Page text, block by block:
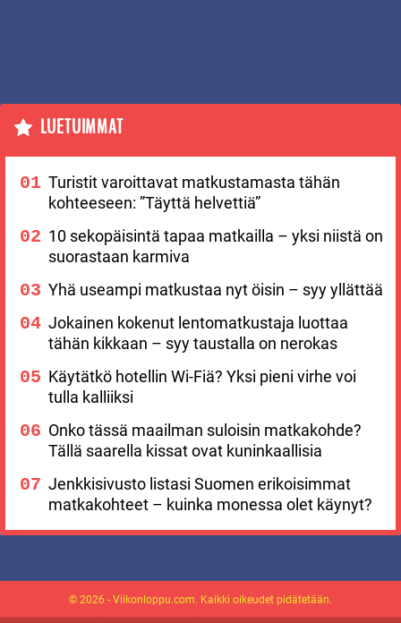
LUETUIMMAT
Turistit varoittavat matkustamasta tähän
kohteeseen: ”Täyttä helvettiä”
10 sekopäisintä tapaa matkailla – yksi niistä on
suorastaan karmiva
Yhä useampi matkustaa nyt öisin – syy yllättää
Jokainen kokenut lentomatkustaja luottaa
tähän kikkaan – syy taustalla on nerokas
Käytätkö hotellin Wi-Fiä? Yksi pieni virhe voi
tulla kalliiksi
Onko tässä maailman suloisin matkakohde?
Tällä saarella kissat ovat kuninkaallisia
Jenkkisivusto listasi Suomen erikoisimmat
matkakohteet – kuinka monessa olet käynyt?
© 2026 - Viikonloppu.com. Kaikki oikeudet pidätetään.